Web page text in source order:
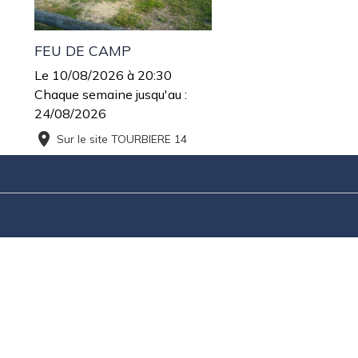
FEU DE CAMP
Le 10/08/2026 à 20:30
Chaque semaine jusqu'au :
24/08/2026
Sur le site TOURBIERE 14